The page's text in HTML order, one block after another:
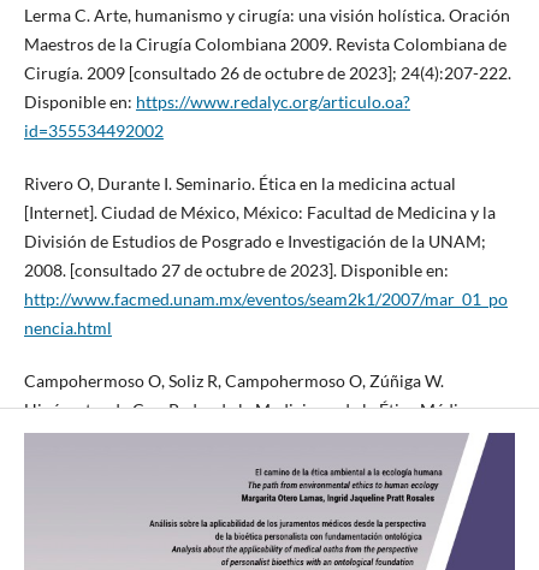
Lerma C. Arte, humanismo y cirugía: una visión holística. Oración
Maestros de la Cirugía Colombiana 2009. Revista Colombiana de
Cirugía. 2009 [consultado 26 de octubre de 2023]; 24(4):207-222.
Disponible en: https://www.redalyc.org/articulo.oa?
id=355534492002
Rivero O, Durante I. Seminario. Ética en la medicina actual
[Internet]. Ciudad de México, México: Facultad de Medicina y la
División de Estudios de Posgrado e Investigación de la UNAM;
2008. [consultado 27 de octubre de 2023]. Disponible en:
http://www.facmed.unam.mx/eventos/seam2k1/2007/mar_01_po
nencia.html
Campohermoso O, Soliz R, Campohermoso O, Zúñiga W.
Hipócrates de Cos, Padre de la Medicina y de la Ética Médica
Hippocrates, Father of Medicine and Medical Ethics. Cuad. -
Hosp. Clín. 2014 [consultado 27 de octubre de 2023]; 55(4):59-68.
https://www.researchgate.net/publication/343576441_Hipocrate
s_de_Cos_Padre_de_la_Medicina_y_de_la_Etica_Medica_Hippocra